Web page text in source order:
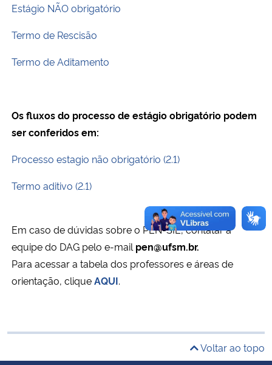
Secretaria-Geral
Gabinete de Segurança Institucional
Banco Central do Brasil
Planalto
Estágio NÃO obrigatório
Termo de Rescisão
Termo de Aditamento
Os fluxos do processo de estágio obrigatório podem
ser conferidos em:
Processo estagio não obrigatório (2.1)
Termo aditivo (2.1)
Em caso de dúvidas sobre o PEN-SIE, contatar a
equipe do DAG pelo e-mail pen@ufsm.br.
Para acessar a tabela dos professores e áreas de
orientação, cliqueAQUI.
Voltar ao topo